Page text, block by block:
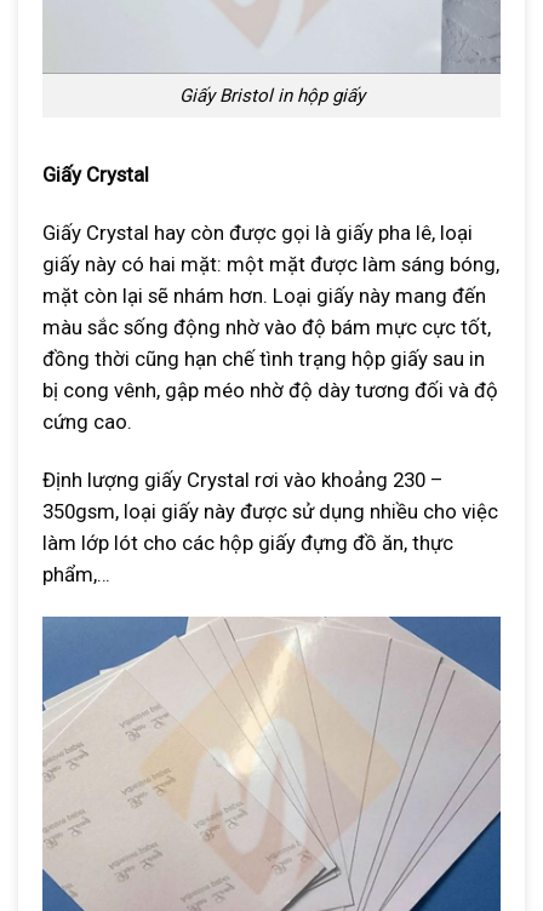
Giấy Bristol in hộp giấy
Giấy Crystal
Giấy Crystal hay còn được gọi là giấy pha lê, loại
giấy này có hai mặt: một mặt được làm sáng bóng,
mặt còn lại sẽ nhám hơn. Loại giấy này mang đến
màu sắc sống động nhờ vào độ bám mực cực tốt,
đồng thời cũng hạn chế tình trạng hộp giấy sau in
bị cong vênh, gập méo nhờ độ dày tương đối và độ
cứng cao.
Định lượng giấy Crystal rơi vào khoảng 230 –
350gsm, loại giấy này được sử dụng nhiều cho việc
làm lớp lót cho các hộp giấy đựng đồ ăn, thực
phẩm,…